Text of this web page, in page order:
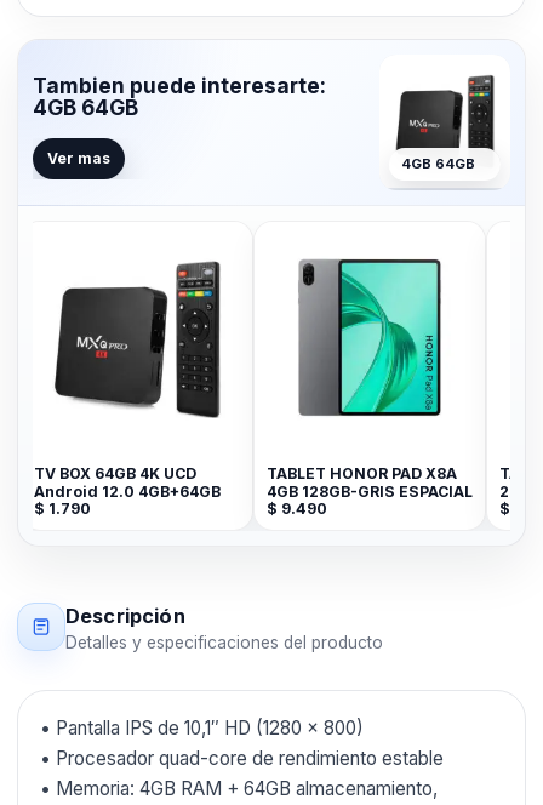
Tambien puede interesarte:
4GB 64GB
Ver mas 4GB 64GB
BOX 64GB 4K UCD
12.0 4GB+64GB
TABLET HONOR PAD X8A
4GB 128GB-GRIS ESPACIAL
9.490
TABLET
2GB+32GB
3.390
Descripción
Detalles y especificaciones del producto
• Pantalla IPS de 10,1″ HD (1280 × 800)
• Procesador quad-core de rendimiento estable
• Memoria: 4GB RAM + 64GB almacenamiento,